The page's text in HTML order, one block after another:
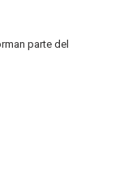
parte del